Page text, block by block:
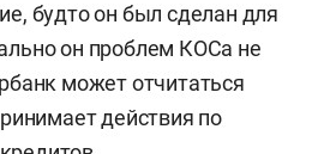
будто он был сделан для
он проблем КОСа не
может отчитаться
действия по